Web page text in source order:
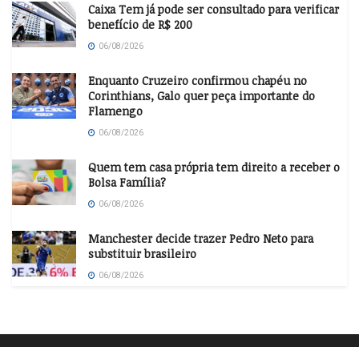
Caixa Tem já pode ser consultado para verificar
benefício de R$ 200
06/08/2026
Enquanto Cruzeiro confirmou chapéu no
Corinthians, Galo quer peça importante do
Flamengo
06/08/2026
Quem tem casa própria tem direito a receber o
Bolsa Família?
06/08/2026
Manchester decide trazer Pedro Neto para
substituir brasileiro
06/08/2026